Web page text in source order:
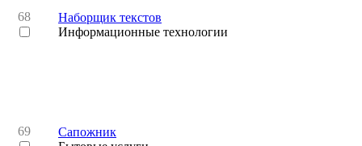
68
Наборщик текстов
Информационные технологии
69
Сапожник